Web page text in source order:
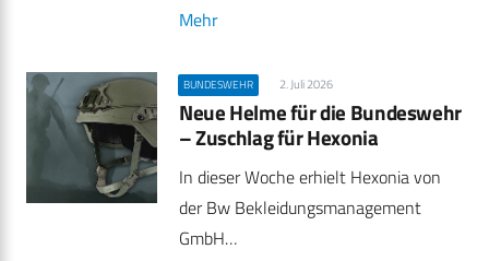
Mehr
BUNDESWEHR 2. Juli 2026
Neue Helme für die Bundeswehr
– Zuschlag für Hexonia
In dieser Woche erhielt Hexonia von
der Bw Bekleidungsmanagement
GmbH…